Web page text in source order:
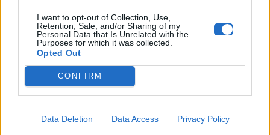
I want to opt-out of Collection, Use,
Retention, Sale, and/or Sharing of my
Personal Data that Is Unrelated with the
Purposes for which it was collected.
Opted Out
CONFIRM
Data Deletion Data Access Privacy Policy
Μοιράσου αυτό το άρθρο